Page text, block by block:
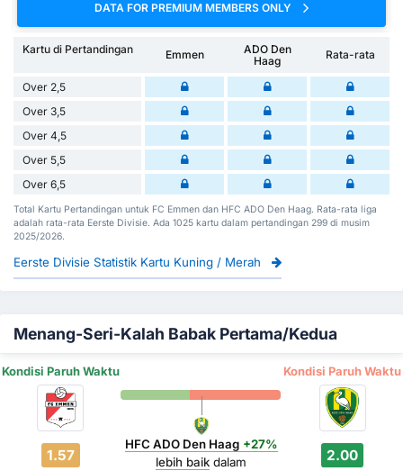
DATA FOR PREMIUM MEMBERS ONLY
Kartu di Pertandingan Emmen
ADO Den
Haag
Rata-rata
Over 2,5
Over 3,5
Over 4,5
Over 5,5
Over 6,5
Total Kartu Pertandingan untuk FC Emmen dan HFC ADO Den Haag. Rata-rata liga
adalah rata-rata Eerste Divisie. Ada 1025 kartu dalam pertandingan 299 di musim
2025/2026.
Eerste Divisie Statistik Kartu Kuning / Merah
Menang-Seri-Kalah Babak Pertama/Kedua
Kondisi Paruh Waktu Kondisi Paruh Waktu
1.57
HFC ADO Den Haag +27%
lebih baik dalam
2.00